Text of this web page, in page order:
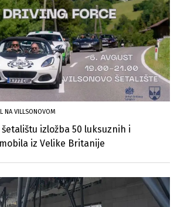
NA VILLSONOVOM
šetalištu izložba 50 luksuznih i
iz Velike Britanije